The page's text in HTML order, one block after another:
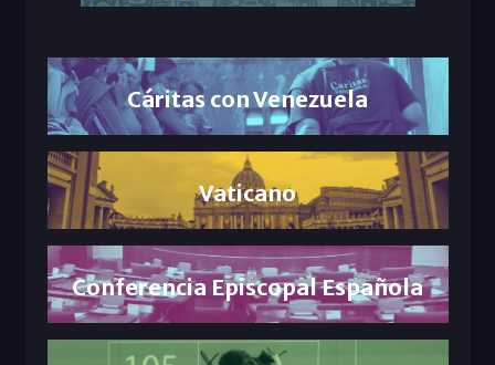
Cáritas con Venezuela
Vaticano
Conferencia Episcopal Española